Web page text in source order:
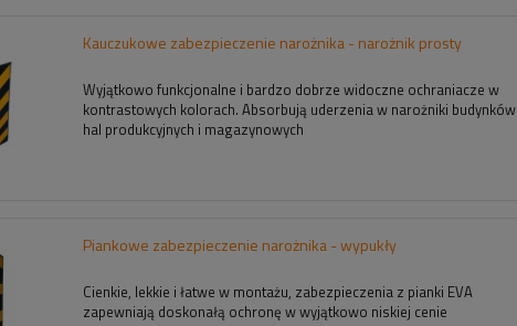
Kauczukowe zabezpieczenie narożnika - narożnik prosty
Wyjątkowo funkcjonalne i bardzo dobrze widoczne ochraniacze w
kontrastowych kolorach. Absorbują uderzenia w narożniki budynków
hal produkcyjnych i magazynowych
Piankowe zabezpieczenie narożnika - wypukły
Cienkie, lekkie i łatwe w montażu, zabezpieczenia z pianki EVA
zapewniają doskonałą ochronę w wyjątkowo niskiej cenie